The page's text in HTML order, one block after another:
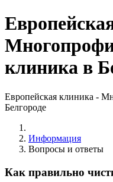
клиника в
Европейская клиника -
Белгороде
Информация
Вопросы и ответы
Как правильно